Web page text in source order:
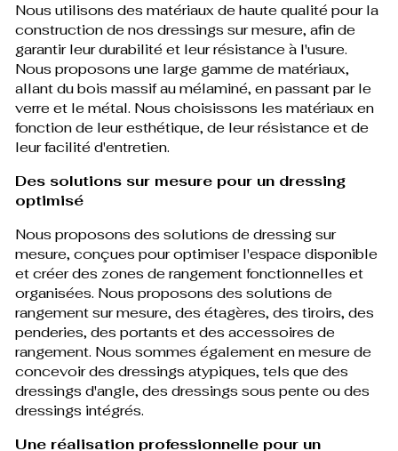
Nous utilisons des matériaux de haute qualité pour la
construction de nos dressings sur mesure, afin de
garantir leur durabilité et leur résistance à l'usure.
Nous proposons une large gamme de matériaux,
allant du bois massif au mélaminé, en passant par le
verre et le métal. Nous choisissons les matériaux en
fonction de leur esthétique, de leur résistance et de
leur facilité d'entretien.
Des solutions sur mesure pour un dressing
optimisé
Nous proposons des solutions de dressing sur
mesure, conçues pour optimiser l'espace disponible
et créer des zones de rangement fonctionnelles et
organisées. Nous proposons des solutions de
rangement sur mesure, des étagères, des tiroirs, des
penderies, des portants et des accessoires de
rangement. Nous sommes également en mesure de
concevoir des dressings atypiques, tels que des
dressings d'angle, des dressings sous pente ou des
dressings intégrés.
Une réalisation professionnelle pour un